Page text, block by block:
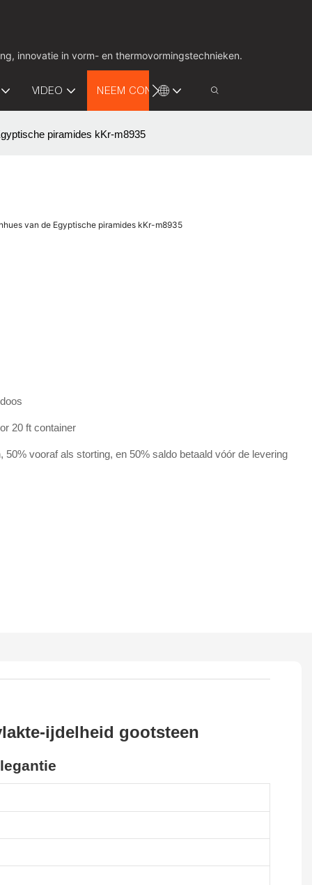
innovatie in vorm- en thermovormingstechnieken.
VIDEO NEEM CONTACT MET ONS OP
piramides kKr-m8935
van de Egyptische piramides kKr-m8935
20 ft container
50% vooraf als storting, en 50% saldo betaald vóór de levering
ijdelheid gootsteen